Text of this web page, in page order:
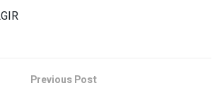
Previous Post